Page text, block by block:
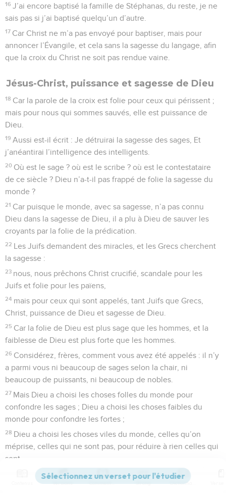
16 J’ai encore baptisé la famille de Stéphanas, du reste, je ne
sais pas si j’ai baptisé quelqu’un d’autre.
17 Car Christ ne m’a pas envoyé pour baptiser, mais pour
annoncer l’Évangile, et cela sans la sagesse du langage, afin
que la croix du Christ ne soit pas rendue vaine.
Jésus-Christ, puissance et sagesse de Dieu
18 Car la parole de la croix est folie pour ceux qui périssent ;
mais pour nous qui sommes sauvés, elle est puissance de
Dieu.
19 Aussi est-il écrit : Je détruirai la sagesse des sages, Et
j’anéantirai l’intelligence des intelligents.
20 Où est le sage ? où est le scribe ? où est le contestataire
de ce siècle ? Dieu n’a-t-il pas frappé de folie la sagesse du
monde ?
21 Car puisque le monde, avec sa sagesse, n’a pas connu
Dieu dans la sagesse de Dieu, il a plu à Dieu de sauver les
croyants par la folie de la prédication.
22 Les Juifs demandent des miracles, et les Grecs cherchent
la sagesse :
23 nous, nous prêchons Christ crucifié, scandale pour les
Juifs et folie pour les païens,
24 mais pour ceux qui sont appelés, tant Juifs que Grecs,
Christ, puissance de Dieu et sagesse de Dieu.
25 Car la folie de Dieu est plus sage que les hommes, et la
faiblesse de Dieu est plus forte que les hommes.
26 Considérez, frères, comment vous avez été appelés : il n’y
a parmi vous ni beaucoup de sages selon la chair, ni
beaucoup de puissants, ni beaucoup de nobles.
27 Mais Dieu a choisi les choses folles du monde pour
confondre les sages ; Dieu a choisi les choses faibles du
monde pour confondre les fortes ;
28 Dieu a choisi les choses viles du monde, celles qu’on
méprise, celles qui ne sont pas, pour réduire à rien celles qui
sont,
afin que nulle chair ne se glorifie devant Dieu.
Versions Commentaires Strong